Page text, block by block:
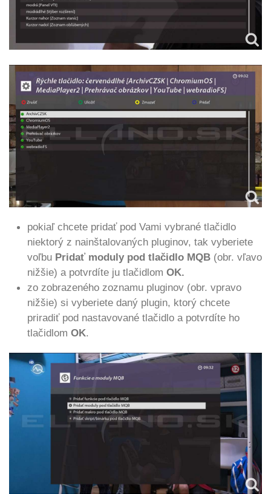
pokiaľ chcete pridať pod Vami vybrané tlačidlo
niektorý z nainštalovaných pluginov, tak vyberiete
voľbu Pridať moduly pod tlačidlo MQB (obr. vľavo
nižšie) a potvrdíte ju tlačidlom OK.
zo zobrazeného zoznamu pluginov (obr. vpravo
nižšie) si vyberiete daný plugin, ktorý chcete
priradiť pod nastavované tlačidlo a potvrdíte ho
tlačidlom OK.